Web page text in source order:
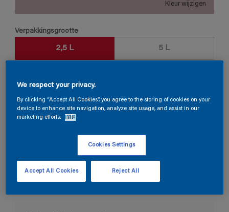
Kleur wijzigen
Verpakkingsgrootte
2,5 L 5 L
Bereken
Vind een verkooppunt
We respect your privacy.
By clicking “Accept All Cookies”, you agree to the storing of cookies on your
device to enhance site navigation, analyze site usage, and assist in our
marketing efforts.
Info
Cookies Settings
Reject All
Accept All Cookies